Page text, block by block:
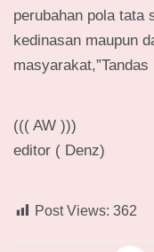
perubahan pola tata
kedinasan maupun
masyarakat,”Tandas
((( AW )))
editor ( Denz)
Post Views: 362